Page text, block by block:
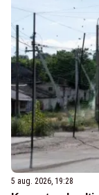
5 aug. 2026, 19:28